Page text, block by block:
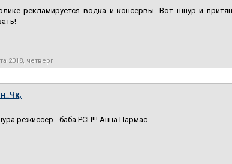
рекламируется водка и консервы. Вот шнур и
2018, четверг
режиссер - баба РСП!!! Анна Пармас.